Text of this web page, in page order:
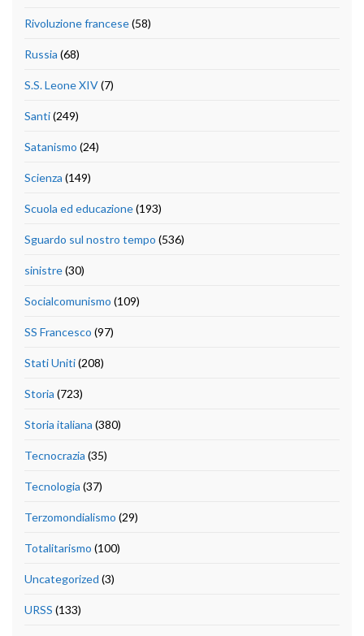
Rivoluzione francese(58)
Russia (68)
S.S. Leone XIV(7)
Santi(249)
Satanismo (24)
Scienza (149)
Scuola ed educazione(193)
Sguardo sul nostro tempo (536)
sinistre(30)
Socialcomunismo (109)
SS Francesco (97)
Stati Uniti(208)
Storia (723)
Storia italiana (380)
Tecnocrazia (35)
Tecnologia (37)
Terzomondialismo (29)
Totalitarismo (100)
Uncategorized (3)
URSS (133)